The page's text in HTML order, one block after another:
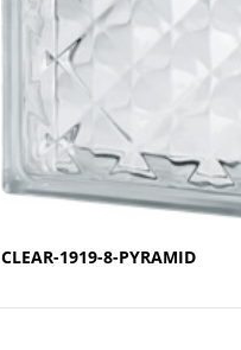
CLEAR-1919-8-PYRAMID